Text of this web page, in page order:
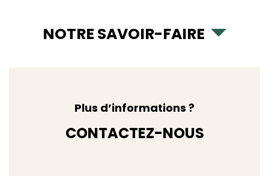
NOTRE SAVOIR-FAIRE
Plus d’informations ?
CONTACTEZ-NOUS